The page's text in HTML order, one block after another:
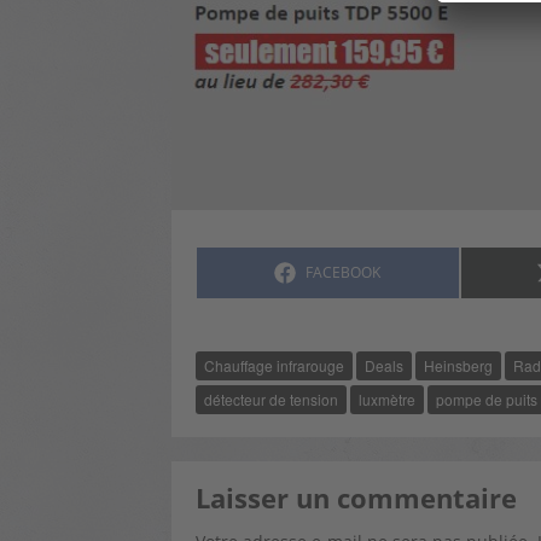
SHARE
FACEBOOK
Chauffage infrarouge Deals Heinsberg
détecteur de tension
luxmètre pompe de
Laisser un commentaire